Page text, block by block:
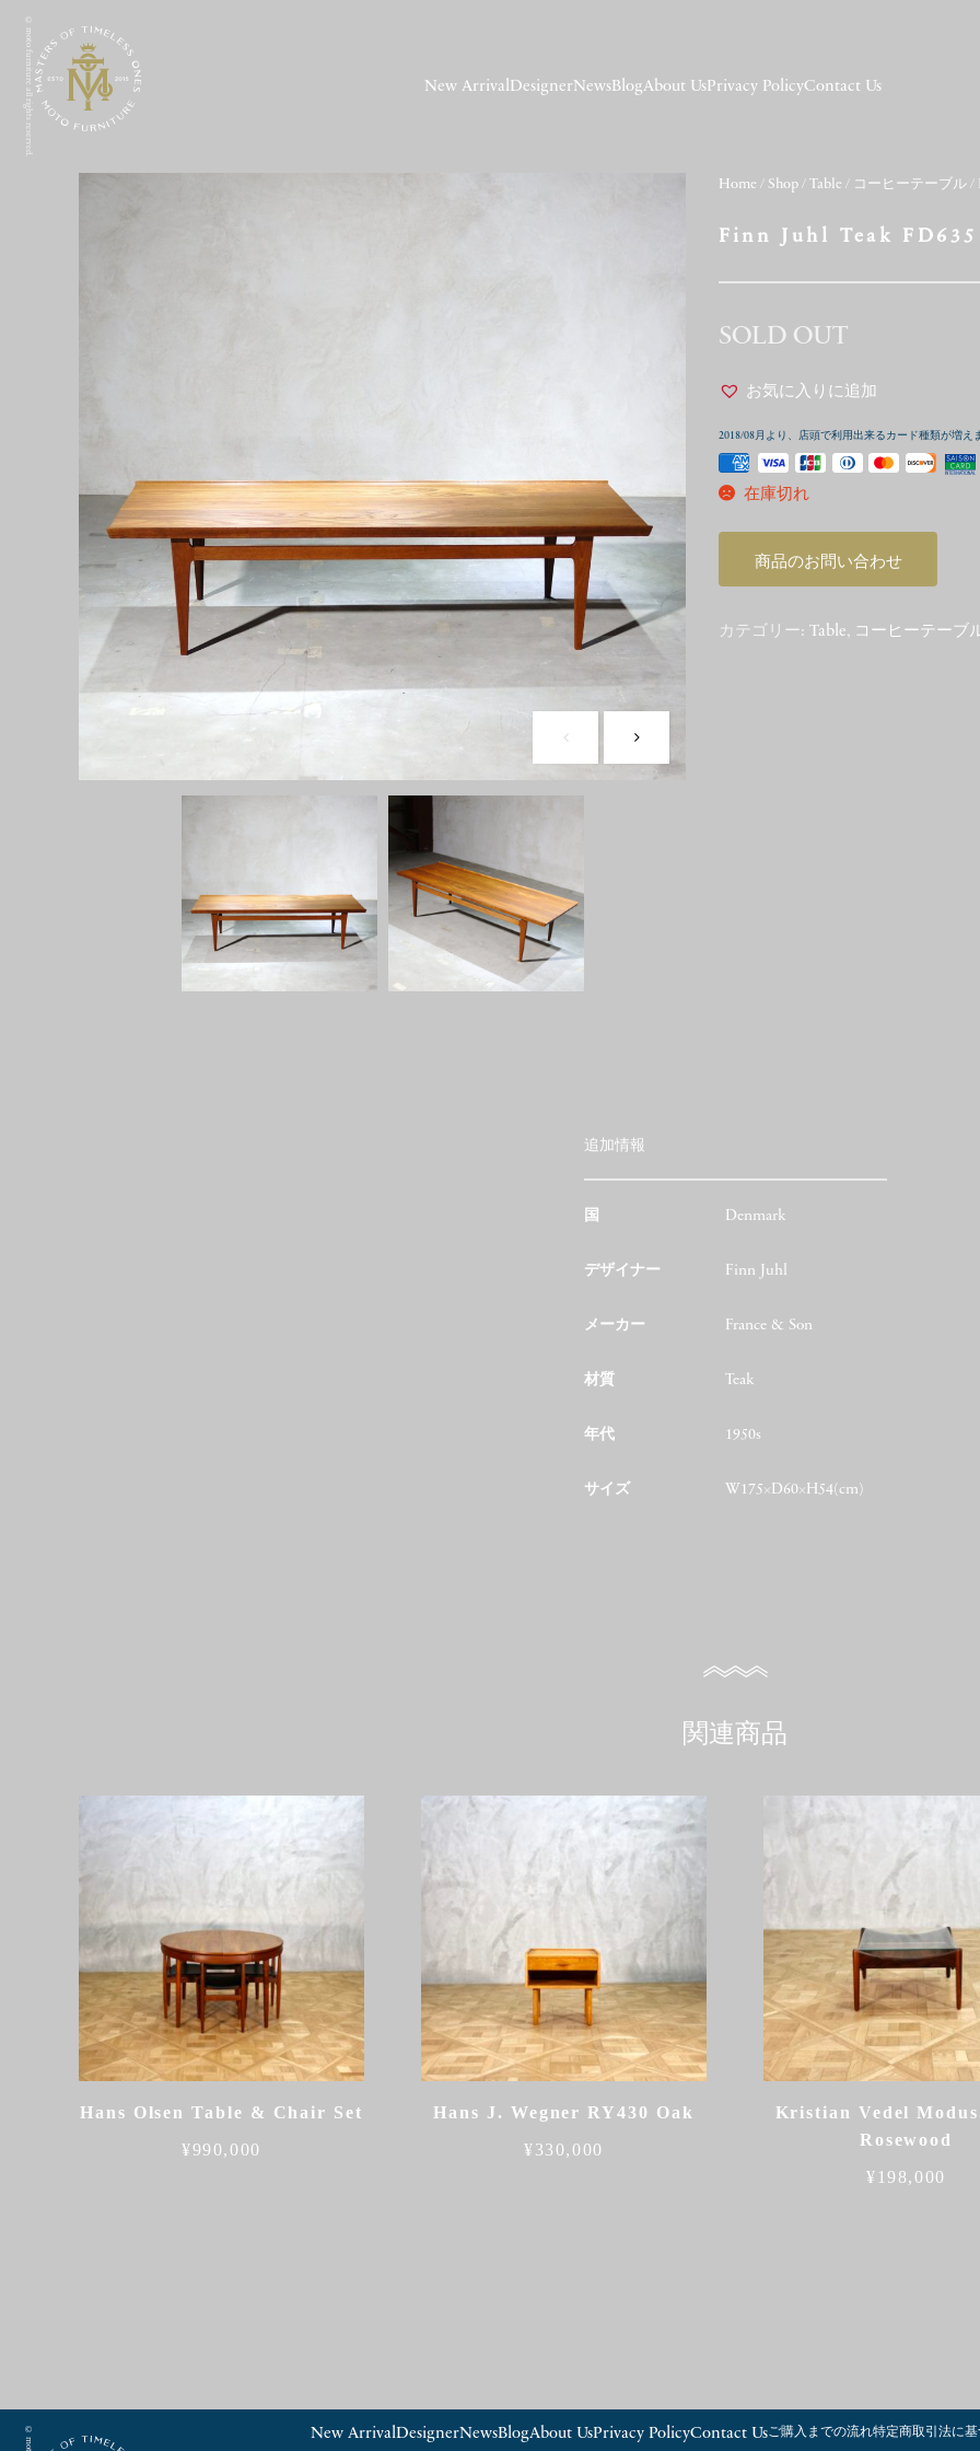
© moto furniture all rights reserved. New Arrival DesignerNewsBlogAbout UsPrivacy PolicyContact Us
Home / Shop / Table / コーヒーテーブル /
Finn Juhl Teak
SOLD OUT
お気に入りに追加
2018/08月より、店頭で利用出来るカード種類が増え
在庫切れ
商品のお問い合わせ
カテゴリー: Table, コーヒーテーブ
追加情報
国 Denmark
デザイナー Finn Juhl
メーカー France & Son
材質 Teak
年代 1950s
サイズ W175×D60×H54(cm)
関連商品
Hans Olsen Table & Chair Set
¥990,000
Hans J. Wegner RY430 Oak
¥330,000
Kristian Vedel
Rosewood
¥ 198,000
New ArrivalDesignerNewsBlogAbout UsPrivacy PolicyContact Usご購入までの流れ特定商取引法に